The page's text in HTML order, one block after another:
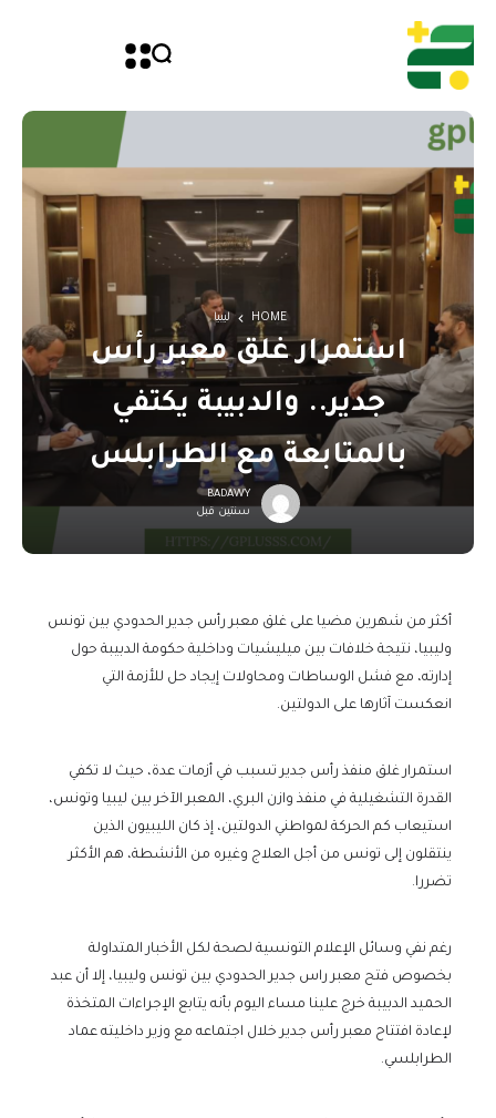
HOME ليبيا
استمرار غلق معبر رأس
جدير.. والدبيبة يكتفي
بالمتابعة مع الطرابلس
BADAWY
سنتين قبل
أكثر من شهرين مضيا على غلق معبر رأس جدير الحدودي بين تونس
وليبيا، نتيجة خلافات بين ميليشيات وداخلية حكومة الدبيبة حول
إدارته، مع فشل الوساطات ومحاولات إيجاد حل للأزمة التي
انعكست آثارها على الدولتين.
استمرار غلق منفذ رأس جدير تسبب في أزمات عدة، حيث لا تكفي
القدرة التشغيلية في منفذ وازن البري، المعبر الآخر بين ليبيا وتونس،
استيعاب كم الحركة لمواطني الدولتين، إذ كان الليبيون الذين
ينتقلون إلى تونس من أجل العلاج وغيره من الأنشطة، هم الأكثر
تضررا.
رغم نفي وسائل الإعلام التونسية لصحة لكل الأخبار المتداولة
بخصوص فتح معبر راس جدير الحدودي بين تونس وليبيا، إلا أن عبد
الحميد الدبيبة خرج علينا مساء اليوم بأنه يتابع الإجراءات المتخذة
لإعادة افتتاح معبر رأس جدير خلال اجتماعه مع وزير داخليته عماد
الطرابلسي.